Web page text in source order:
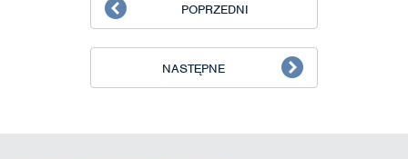
POPRZEDNI
NASTĘPNE